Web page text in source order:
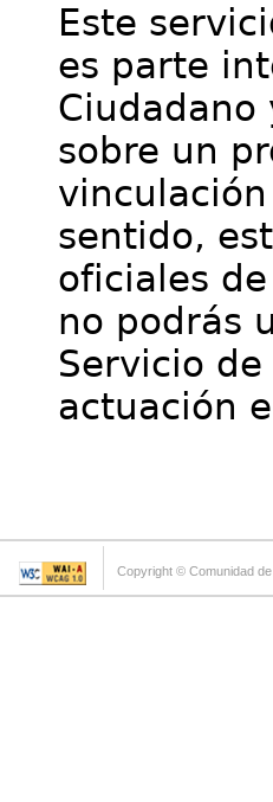
Este
es parte
sobre un
sentido,
oficiales
no podrás
Servicio
actuación
Copyright © Comunidad de